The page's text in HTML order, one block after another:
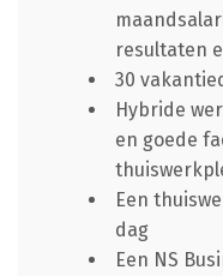
resultaten
30
Hybride
en goede
Een
dag
Een NS